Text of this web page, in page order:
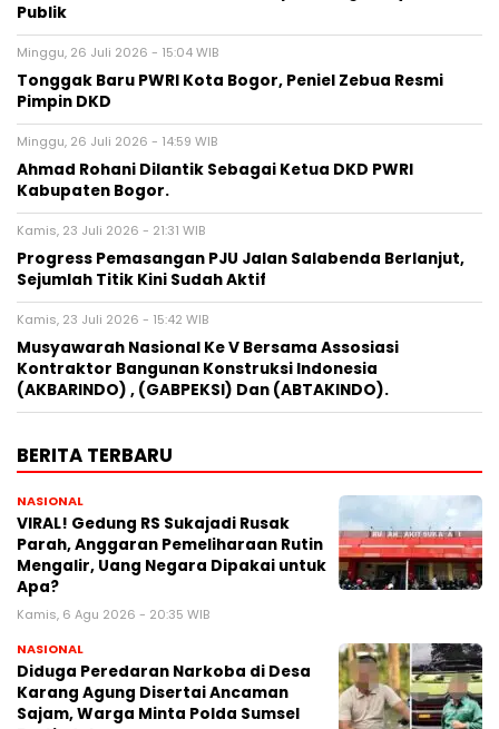
Publik
Minggu, 26 Juli 2026 - 15:04 WIB
Tonggak Baru PWRI Kota Bogor, Peniel Zebua Resmi
Pimpin DKD
Minggu, 26 Juli 2026 - 14:59 WIB
Ahmad Rohani Dilantik Sebagai Ketua DKD PWRI
Kabupaten Bogor.
Kamis, 23 Juli 2026 - 21:31 WIB
Progress Pemasangan PJU Jalan Salabenda Berlanjut,
Sejumlah Titik Kini Sudah Aktif
Kamis, 23 Juli 2026 - 15:42 WIB
Musyawarah Nasional Ke V Bersama Assosiasi
Kontraktor Bangunan Konstruksi Indonesia
(AKBARINDO) , (GABPEKSI) Dan (ABTAKINDO).
BERITA TERBARU
NASIONAL
VIRAL! Gedung RS Sukajadi Rusak
Parah, Anggaran Pemeliharaan Rutin
Mengalir, Uang Negara Dipakai untuk
Apa?
Kamis, 6 Agu 2026 - 20:35 WIB
NASIONAL
Diduga Peredaran Narkoba di Desa
Karang Agung Disertai Ancaman
Sajam, Warga Minta Polda Sumsel